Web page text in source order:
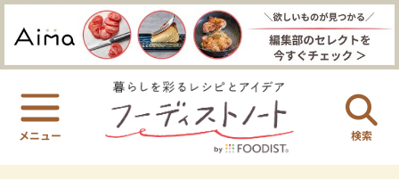
検索